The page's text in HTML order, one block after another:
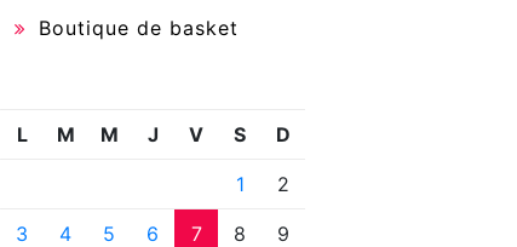
Boutique de basket
L M M J V S D
1 2
3 4 5 6 7 8 9